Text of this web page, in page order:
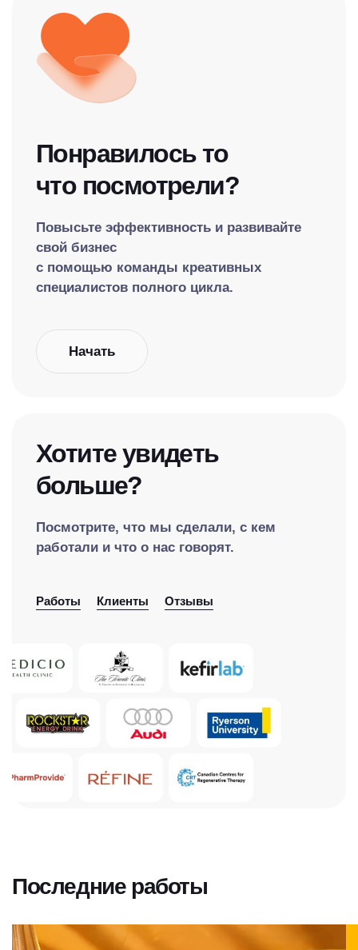
Понравилось то
что посмотрели?
Повысьте эффективность и развивайте
свой бизнес
с помощью команды креативных
специалистов полного цикла.
Начать
Хотите увидеть
больше?
Посмотрите, что мы сделали, с кем
работали и что о нас говорят.
Работы Клиенты Отзывы
Последние работы